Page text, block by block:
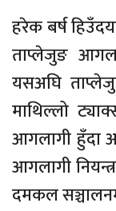
हरेक बर्ष
ताप्लेजुङ
यसअघि
माथिल्लो
आगलागी हुँदा
आगलागी
दमकल